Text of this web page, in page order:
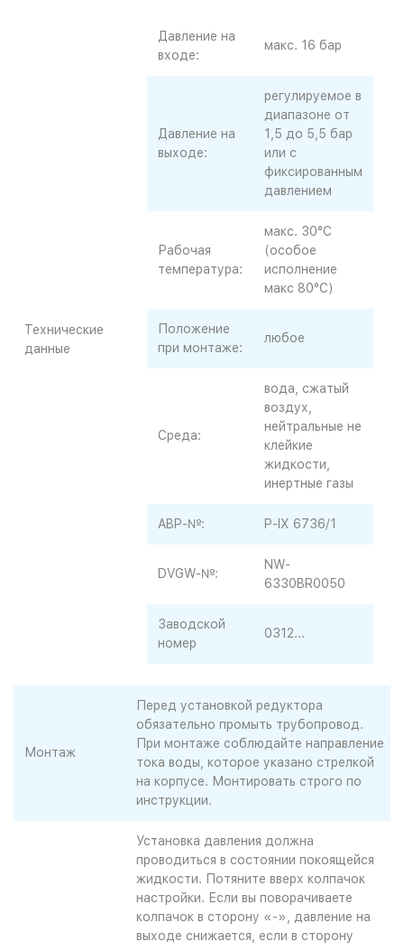
Технические
данные
Давление на
входе:
макс. 16 бар
Давление на
выходе:
регулируемое в
диапазоне от
1,5 до 5,5 бар
или с
фиксированным
давлением
Рабочая
температура:
макс. 30°C
(особое
исполнение
макс 80°С)
Положение
при монтаже:
любое
Среда:
вода, сжатый
воздух,
нейтральные не
клейкие
жидкости,
инертные газы
ABP-№: P-IX 6736/1
DVGW-№:
NW-
6330BR0050
3аводской
номер
0312...
Монтаж
Перед установкой редуктора
обязательно промыть трубопровод.
При монтаже соблюдайте направление
тока воды, которое указано стрелкой
на корпусе. Монтировать строго по
инструкции.
Установка давления должна
проводиться в состоянии покоящейся
жидкости. Потяните вверх колпачок
настройки. Если вы поворачиваете
колпачок в сторону «-», давление на
выходе снижается, если в сторону